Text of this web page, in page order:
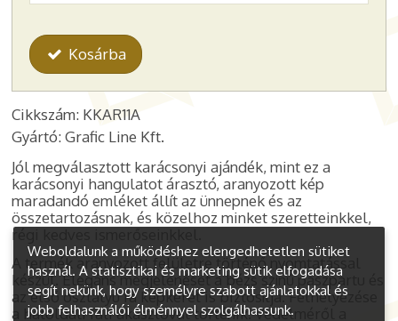
Kosárba
Cikkszám: KKAR11A
Gyártó: Grafic Line Kft.
Jól megválasztott karácsonyi ajándék, mint ez a
karácsonyi hangulatot árasztó, aranyozott kép
maradandó emléket állít az ünnepnek és az
összetartozásnak, és közelhoz minket szeretteinkkel,
régi kedves ismerőseinkkel
A termék aranyozott felületre történő nyomtatással
készül. Elegáns megjelenését a bézs színű paszpartu és
az első osztályú fa képkeret is biztosítja. Felhelyezése
a hátoldali fali akasztóval történik. Védelméről a
Weboldalunk a működéshez elengedhetetlen sütiket
használ. A statisztikai és marketing sütik elfogadása
segít nekünk, hogy személyre szabott ajánlatokkal és
jobb felhasználói élménnyel szolgálhassunk.